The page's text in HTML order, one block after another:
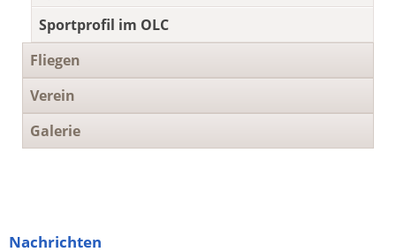
Sportprofil im OLC
Fliegen
Verein
Galerie
Nachrichten